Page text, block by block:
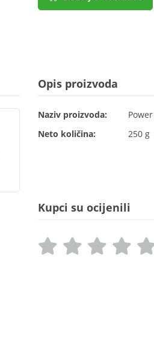
Opis proizvoda
Naziv proizvoda:
Neto količina:
250 g
Kupci su ocijenili